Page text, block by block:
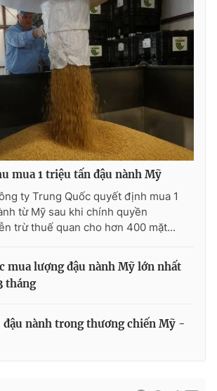
Podcast
Infographic
Shorts video
VTV Thể thao
Bất động sản
Tấm lòng Việt
mua 1 triệu tấn đậu nành Mỹ
ty Trung Quốc quyết định mua 1
từ Mỹ sau khi chính quyền
trừ thuế quan cho hơn 400 mặt...
mua lượng đậu nành Mỹ lớn nhất
tháng
đậu nành trong thương chiến Mỹ -